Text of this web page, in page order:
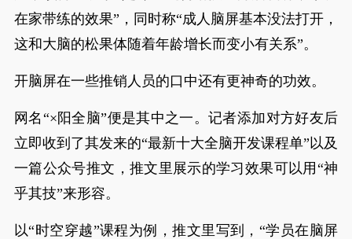
在家带练的效果”，同时称“成人脑屏基本没法打开，
这和大脑的松果体随着年龄增长而变小有关系”。
开脑屏在一些推销人员的口中还有更神奇的功效。
网名“×阳全脑”便是其中之一。记者添加对方好友后
立即收到了其发来的“最新十大全脑开发课程单”以及
一篇公众号推文，推文里展示的学习效果可以用“神
乎其技”来形容。
以“时空穿越”课程为例，推文里写到，“学员在脑屏